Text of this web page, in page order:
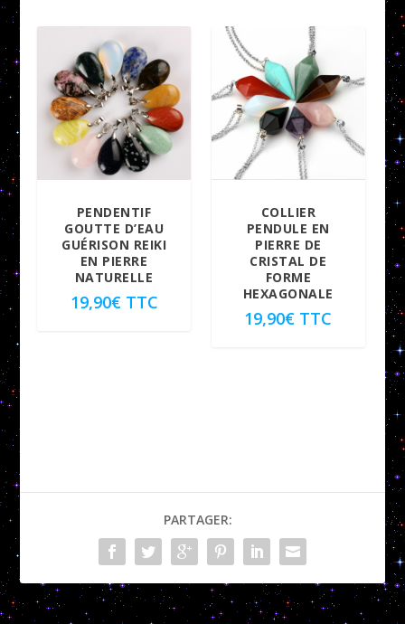
PENDENTIF
GOUTTE D’EAU
GUÉRISON REIKI
EN PIERRE
NATURELLE
19,90€ TTC
COLLIER
PENDULE EN
PIERRE DE
CRISTAL DE
FORME
HEXAGONALE
19,90€ TTC
PARTAGER: